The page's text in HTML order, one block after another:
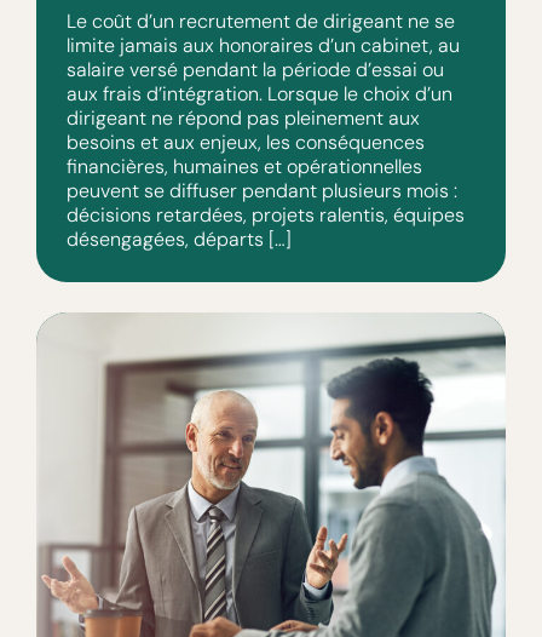
Le coût d’un recrutement de dirigeant ne se
limite jamais aux honoraires d’un cabinet, au
salaire versé pendant la période d’essai ou
aux frais d’intégration. Lorsque le choix d’un
dirigeant ne répond pas pleinement aux
besoins et aux enjeux, les conséquences
financières, humaines et opérationnelles
peuvent se diffuser pendant plusieurs mois :
décisions retardées, projets ralentis, équipes
désengagées, départs […]